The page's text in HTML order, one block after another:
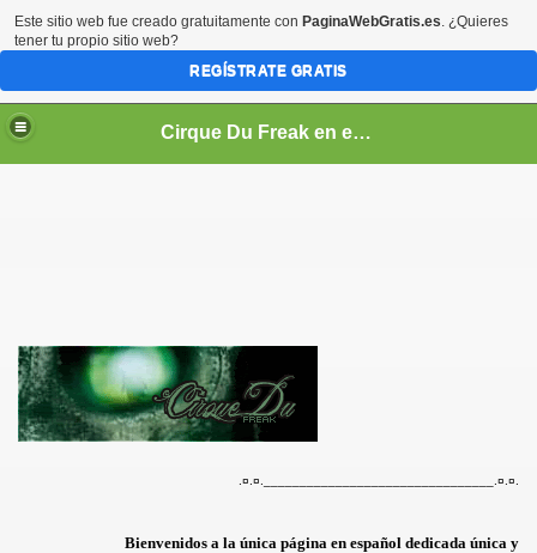
Cirque Du Freak en español
.¤. ¤ .________________________________.¤.¤.
Bienvenidos a la única página en español dedicada única y
Este sitio web fue creado gratuitamente con PaginaWebGratis.es. ¿Quieres
tener tu propio sitio web?
REGÍSTRATE GRATIS